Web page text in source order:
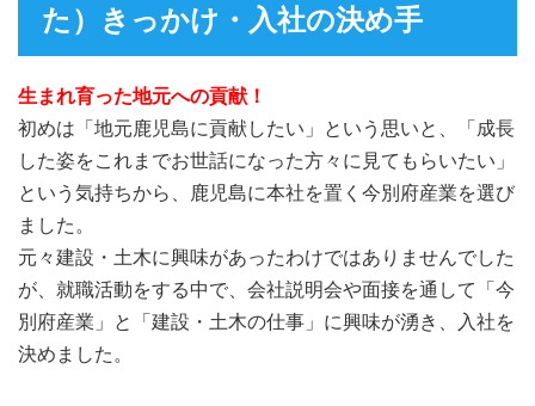
た）きっかけ・入社の決め手
生まれ育った地元への貢献！
初めは「地元鹿児島に貢献したい」という思いと、「成長
した姿をこれまでお世話になった方々に見てもらいたい」
という気持ちから、鹿児島に本社を置く今別府産業を選び
ました。
元々建設・土木に興味があったわけではありませんでした
が、就職活動をする中で、会社説明会や面接を通して「今
別府産業」と「建設・土木の仕事」に興味が湧き、入社を
決めました。